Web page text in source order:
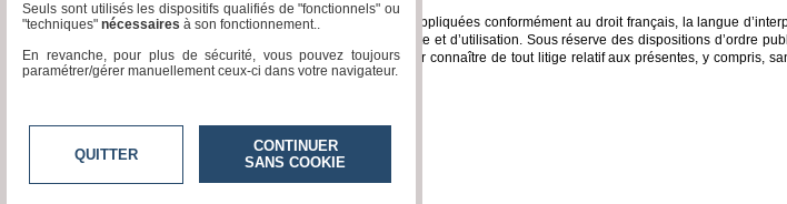
Les présentes conditions générales sont régies, interprétées et appliquées conformément au droit français, la langue
d’un terme ou d’une disposition des présentes conditions de vente et d’utilisation. Sous réserve des dispositions d’ordre
ressort du siège de notre société seront seules compétentes pour connaître de tout litige relatif aux présentes, y compris,
exécution et/ou leur résiliation et ses conséquences.
Scaleway/Dedibox
Seuls sont utilisés les dispositifs qualifiés de "fonctionnels" ou
"techniques" nécessaires à son fonctionnement..
En revanche, pour plus de sécurité, vous pouvez toujours
paramétrer/gérer manuellement ceux-ci dans votre navigateur.
QUITTER
CONTINUER
SANS COOKIE